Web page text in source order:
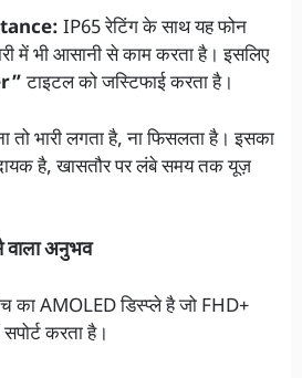
IP65 रेटिंग के साथ यह फोन
में भी आसानी से काम करता है। इसलिए
टाइटल को जस्टिफाई करता है।
तो भारी लगता है, ना फिसलता है। इसका
है, खासतौर पर लंबे समय तक यूज़
अनुभव
का AMOLED डिस्प्ले है जो FHD+
करता है।